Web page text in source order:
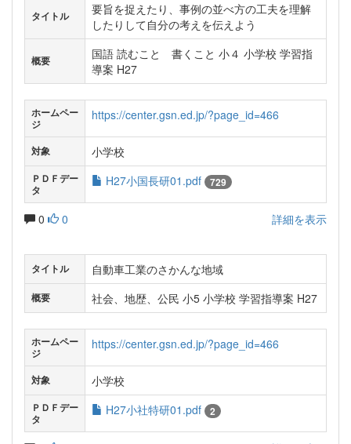
タイトル
要旨を捉えたり、事例の並べ方の工夫を理解
したりして自分の考えを伝えよう
概要
国語 読むこと 書くこと 小４ 小学校 学習指
導案 H27
ホームペー
ジ
https://center.gsn.ed.jp/?page_id=466
対象 小学校
ＰＤＦデー
タ
H27小国長研01.pdf 729
0 0 詳細を表示
タイトル 自動車工業のさかんな地域
概要 社会、地歴、公民 小5 小学校 学習指導案 H27
ホームペー
ジ
https://center.gsn.ed.jp/?page_id=466
対象 小学校
ＰＤＦデー
タ
H27小社特研01.pdf 2